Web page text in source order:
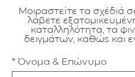
Μοιραστείτε τα σχέδιά
λάβετε
καταλληλότητα, τα
δειγμάτων, καθώς και
* Όνομα & Επώνυμο